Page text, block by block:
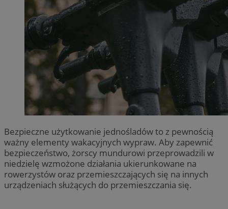
Bezpieczne użytkowanie jednośladów to z pewnością
ważny elementy wakacyjnych wypraw. Aby zapewnić
bezpieczeństwo, żorscy mundurowi przeprowadzili w
niedzielę wzmożone działania ukierunkowane na
rowerzystów oraz przemieszczających się na innych
urządzeniach służących do przemieszczania się.